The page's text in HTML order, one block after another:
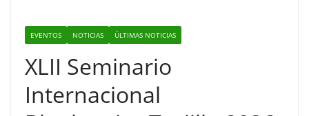
EVENTOS NOTICIAS ÚLTIMAS NOTICIAS
XLII Seminario
Internacional